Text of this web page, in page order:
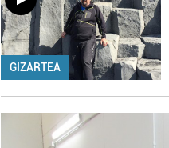
GIZARTEA